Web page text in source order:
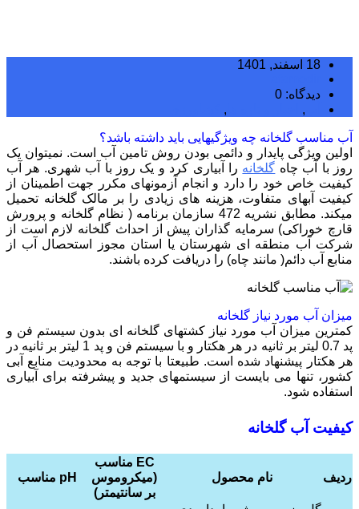
18 اسفند, 1401
دیدگاه: 0
,
,
آب مناسب گلخانه چه ویژگیهایی باید داشته باشد؟
اولین ویژگی پایدار و دائمی بودن روش تامین آب است. نمیتوان یک
روز با آب چاه گلخانه را آبیاری کرد و یک روز با آب شهری. هر آب
کیفیت خاص خود را دارد و انجام آزمونهای مکرر جهت اطمینان از
کیفیت آبهای متفاوت، هزینه های زیادی را بر مالک گلخانه تحمیل
میکند. مطابق نشریه 472 سازمان برنامه ( نظام گلخانه و پرورش
قارچ خوراکی) سرمایه گذاران پیش از احداث گلخانه لازم است از
شرکت آب منطقه ای شهرستان یا استان مجوز استحصال آب از
منابع آب دائم( مانند چاه) را دریافت کرده باشند.
میزان آب مورد نیاز گلخانه
کمترین میزان آب مورد نیاز کشتهای گلخانه ای بدون سیستم فن و
پد 0.7 لیتر بر ثانیه در هر هکتار و با سیستم فن و پد 1 لیتر بر ثانیه در
هر هکتار پیشنهاد شده است. طبیعتا با توجه به محدودیت منابع آبی
کشور، تنها می بایست از سیستمهای جدید و پیشرفته برای آبیاری
استفاده شود.
کیفیت آب گلخانه
ردیف نام محصول
EC مناسب
(میکروموس
بر سانتیمتر)
pH مناسب